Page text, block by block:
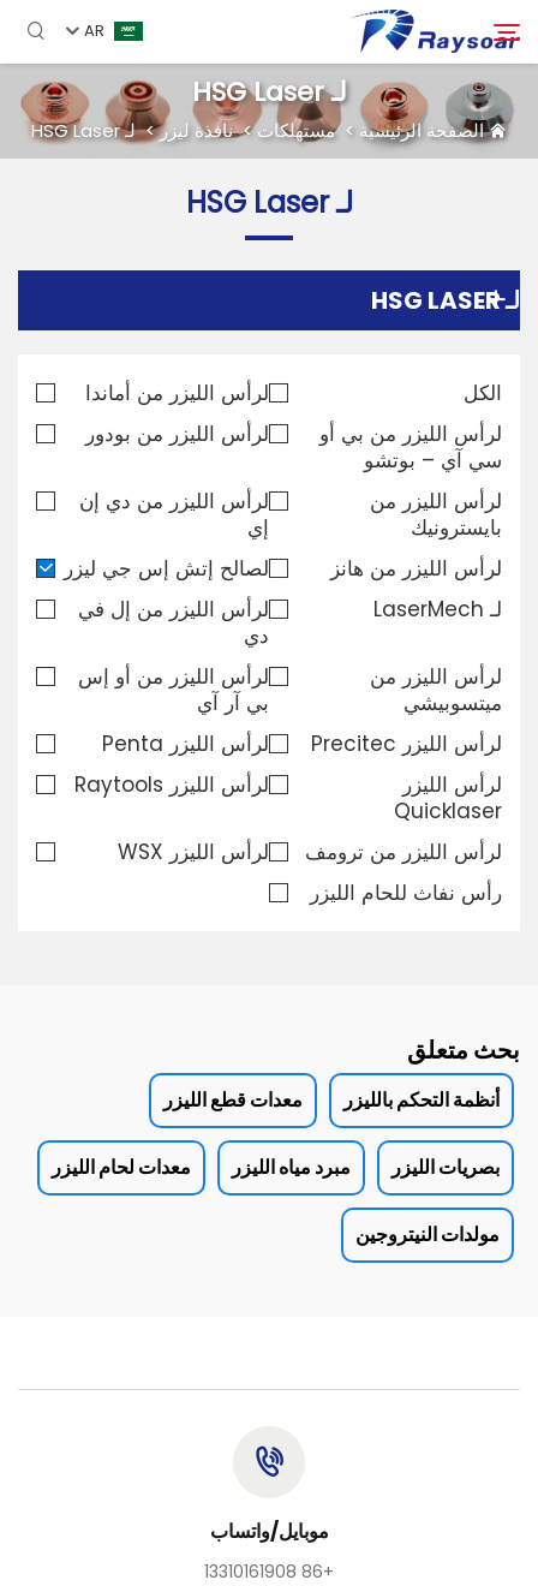
AR
الصفحة الرئيسية
الأجزاء الوظيفية
دراسة حالة
الشركة
تحميل
اتصل بنا
بحث
لـ HSG Laser
الصفحة الرئيسية >مستهلكات>نافذة ليزر>لـ HSG Laser
لـ HSG Laser
لـ HSG LASER
الكل
لرأس الليزر من أماندا
لرأس الليزر من بي أو
سي آي – بوتشو
لرأس الليزر من بودور
لرأس الليزر من
بايسترونيك
لرأس الليزر من دي إن
إي
لرأس الليزر من هانز
لصالح إتش إس جي ليزر
لـ LaserMech
لرأس الليزر من إل في
دي
لرأس الليزر من
ميتسوبيشي
لرأس الليزر من أو إس
بي آر آي
لرأس الليزر Precitec
لرأس الليزر Penta
لرأس الليزر
Quicklaser
لرأس الليزر Raytools
لرأس الليزر من ترومف
لرأس الليزر WSX
رأس نفاث للحام الليزر
بحث متعلق
أنظمة التحكم بالليزر معدات قطع الليزر
بصريات الليزر مبرد مياه الليزر معدات لحام الليزر
مولدات النيتروجين
موبايل/واتساب
+86 13310161908